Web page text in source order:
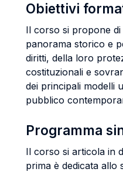
Obiettivi
Il corso si propone
panorama storico e
diritti, della loro
costituzionali e
dei principali modelli
pubblico
Programma
Il corso si articola in
prima è dedicata allo